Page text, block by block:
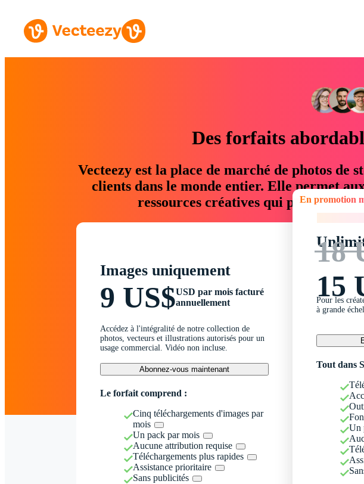
Des forfaits
Vecteezy est la place de marché de photos de
clients dans le monde entier. Elle permet
ressources créatives qui permettent
Images uniquement
9 US$USD par mois facturé
annuellement
Accédez à l'intégralité de notre collection de
photos, vecteurs et illustrations autorisés pour un
usage commercial. Vidéo non incluse.
Abonnez-vous maintenant
Le forfait comprend :
Cinq téléchargements d'images par
mois
Un pack par mois
Aucune attribution requise
Téléchargements plus rapides
Assistance prioritaire
Sans publicités
En promotion
18
15
Pour les
à grande
Tout dans
Un